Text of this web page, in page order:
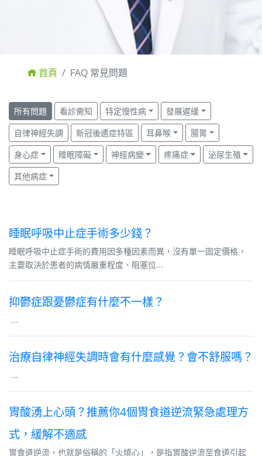
首頁 FAQ 常見問題
所有問題 看診需知 特定慢性病
發展遲緩
自律神經失調
新冠後遺症特區 耳鼻喉
腸胃
身心症
睡眠障礙 神經病變 疼痛症
泌尿生殖
其他病症
睡眠呼吸中止症手術多少錢？
睡眠呼吸中止症手術的費用因多種因素而異，沒有單一固定價格，
主要取決於患者的病情嚴重程度、阻塞位...
抑鬱症跟憂鬱症有什麼不一樣？
...
治療自律神經失調時會有什麼感覺？會不舒服嗎？
...
胃酸湧上心頭？推薦你4個胃食道逆流緊急處理方
式，緩解不適感
胃食道逆流，也就是俗稱的「火燒心」，是指胃酸逆流至食道引起